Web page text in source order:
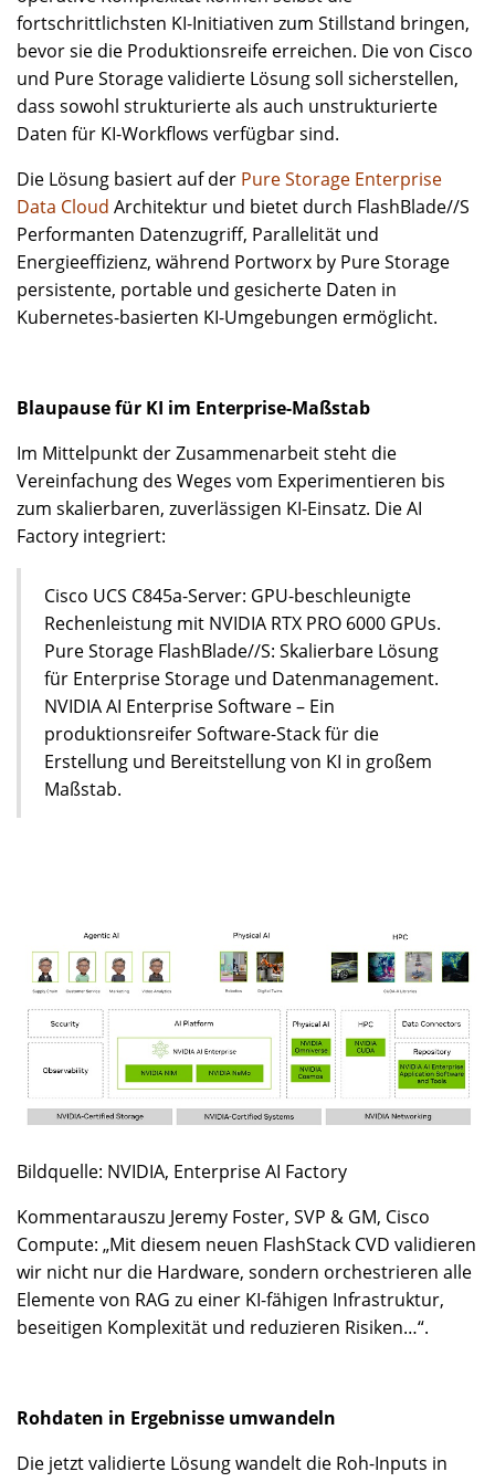
fortschrittlichsten KI-Initiativen zum Stillstand bringen,
bevor sie die Produktionsreife erreichen. Die von Cisco
und Pure Storage validierte Lösung soll sicherstellen,
dass sowohl strukturierte als auch unstrukturierte
Daten für KI-Workflows verfügbar sind.
Die Lösung basiert auf der Pure Storage Enterprise
Data Cloud Architektur und bietet durch FlashBlade//S
Performanten Datenzugriff, Parallelität und
Energieeffizienz, während Portworx by Pure Storage
persistente, portable und gesicherte Daten in
Kubernetes-basierten KI-Umgebungen ermöglicht.
Blaupause für KI im Enterprise-Maßstab
Im Mittelpunkt der Zusammenarbeit steht die
Vereinfachung des Weges vom Experimentieren bis
zum skalierbaren, zuverlässigen KI-Einsatz. Die AI
Factory integriert:
Cisco UCS C845a-Server: GPU-beschleunigte
Rechenleistung mit NVIDIA RTX PRO 6000 GPUs.
Pure Storage FlashBlade//S: Skalierbare Lösung
für Enterprise Storage und Datenmanagement.
NVIDIA AI Enterprise Software – Ein
produktionsreifer Software-Stack für die
Erstellung und Bereitstellung von KI in großem
Maßstab.
Bildquelle: NVIDIA, Enterprise AI Factory
Kommentarauszu Jeremy Foster, SVP & GM, Cisco
Compute: „Mit diesem neuen FlashStack CVD validieren
wir nicht nur die Hardware, sondern orchestrieren alle
Elemente von RAG zu einer KI-fähigen Infrastruktur,
beseitigen Komplexität und reduzieren Risiken…“.
Rohdaten in Ergebnisse umwandeln
Die jetzt validierte Lösung wandelt die Roh-Inputs in